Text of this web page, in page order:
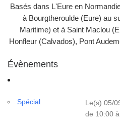
Basés dans L'Eure en
à Bourgtheroulde (Eure) au
Maritime) et à Saint Maclou
Honfleur (Calvados), Pont
Évènements
Spécial
Le(s) 05/
de 10:00